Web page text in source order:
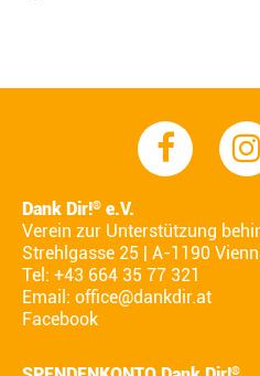
Dank Dir!® e.V.
Verein zur Unterstützung
Strehlgasse 25 | A-1190
Tel: +43 664 35 77 321
Email: office@dankdir.at
Facebook
®